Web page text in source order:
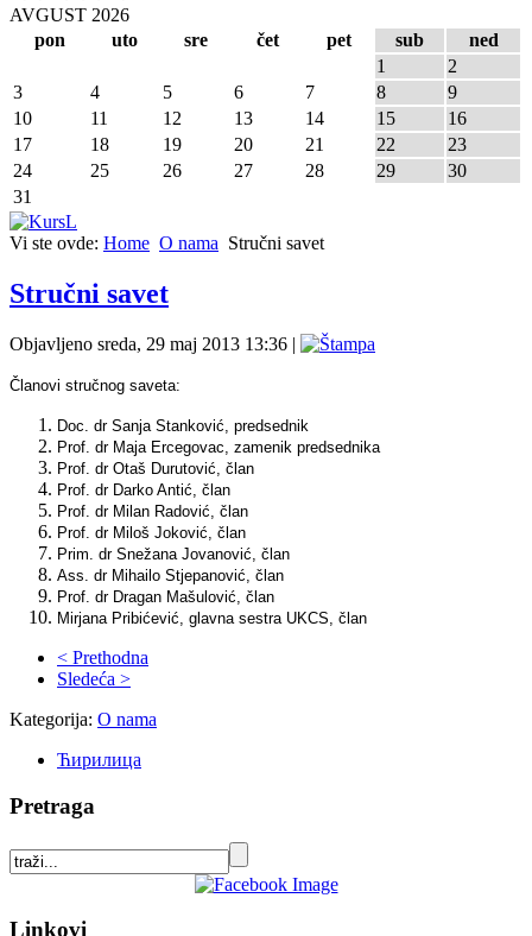
AVGUST 2026
pon
uto sre čet pet sub
ned
1
2
3
4 5 6 7 8
9
10
11 12 13 14 15
16
17
18 19 20 21 22
23
24
25 26 27 28 29
30
31
Vi ste ovde: Home O nama Stručni savet
Stručni savet
Objavljeno sreda, 29 maj 2013 13:36 |
Članovi stručnog saveta:
Doc. dr Sanja Stanković, predsednik
Prof. dr Maja Ercegovac, zamenik predsednika
Prof. dr Otaš Durutović, član
Prof. dr Darko Antić, član
Prof. dr Milan Radović, član
Prof. dr Miloš Joković, član
Prim. dr Snežana Jovanović, član
Ass. dr Mihailo Stjepanović, član
Prof. dr Dragan Mašulović, član
Mirjana Pribićević, glavna sestra UKCS, član
< Prethodna
Sledeća >
Kategorija: O nama
Ћирилица
Pretraga
Linkovi